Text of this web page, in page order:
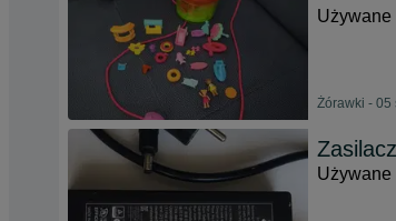
Używane
Żórawki - 05
Używane